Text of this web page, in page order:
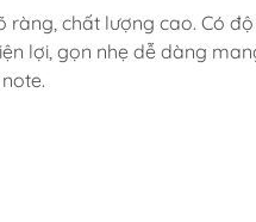
chất lượng cao. Có
lợi, gọn nhẹ dễ dàng